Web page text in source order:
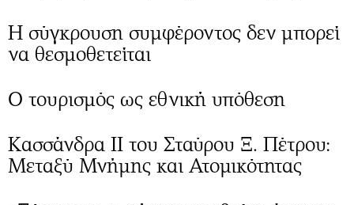
Η σύγκρουση συμφέροντος δεν μπορεί
να θεσμοθετείται
Ο τουρισμός ως εθνική υπόθεση
Κασσάνδρα ΙΙ του Σταύρου Ξ. Πέτρου:
Μεταξύ Μνήμης και Ατομικότητας